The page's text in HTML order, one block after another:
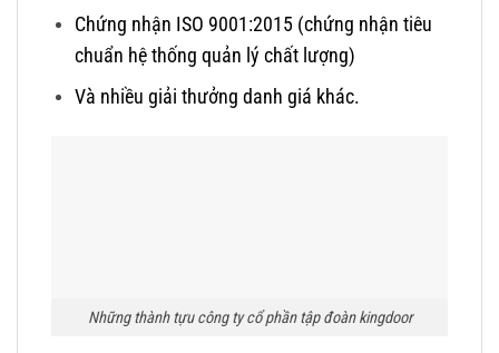
Chứng nhận ISO 9001:2015 (chứng nhận tiêu
chuẩn hệ thống quản lý chất lượng)
Và nhiều giải thưởng danh giá khác.
Những thành tựu công ty cổ phần tập đoàn kingdoor